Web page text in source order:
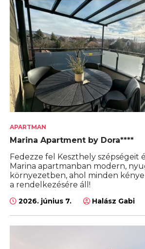
APARTMAN
Marina Apartment by Dora****
Fedezze fel Keszthely szépségeit
Marina apartmanban modern,
környezetben, ahol minden
a rendelkezésére áll!
2026. június 7. Halász Gabi